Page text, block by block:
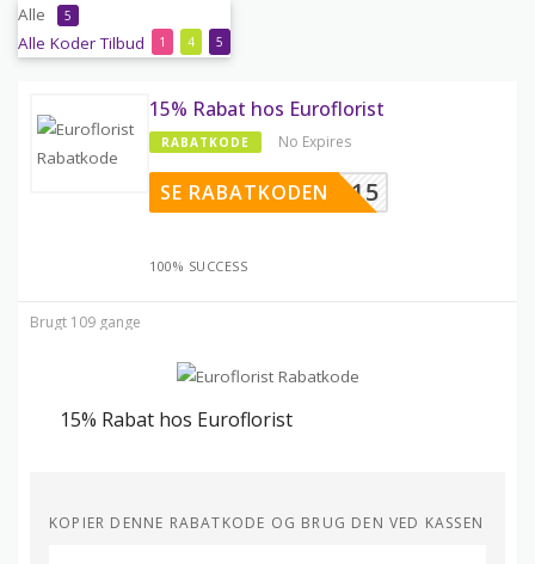
Alle 5
Alle 5
Koder 4
Tilbud 1
15% Rabat hos Euroflorist
RABATKODE No Expires
EXTF15
SE RABATKODEN
100% SUCCESS
Brugt 109 gange
15% Rabat hos Euroflorist
KOPIER DENNE RABATKODE OG BRUG DEN VED KASSEN